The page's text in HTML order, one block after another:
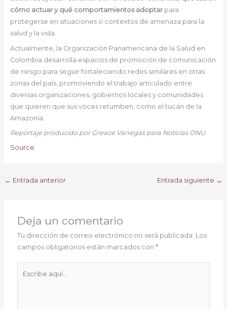
cómo actuar y qué comportamientos adoptarpara
protegerse en situaciones o contextos de amenaza para la
salud y la vida.
Actualmente, la Organización Panamericana de la Salud en
Colombia desarrolla espacios de promoción de comunicación
de riesgo para seguir fortaleciendo redes similares en otras
zonas del país, promoviendo el trabajo articulado entre
diversas organizaciones, gobiernos locales y comunidades
que quieren que sus voces retumben, como el tucán de la
Amazonía.
Reportaje producido por Greace Vanegas para Noticias ONU.
Source
← Entrada anterior Entrada siguiente →
Deja un comentario
Tu dirección de correo electrónico no será publicada. Los
campos obligatorios están marcados con*